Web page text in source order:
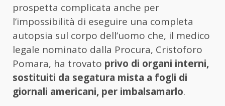
prospetta complicata anche per
l’impossibilità di eseguire una completa
autopsia sul corpo dell’uomo che, il medico
legale nominato dalla Procura, Cristoforo
Pomara, ha trovato privo di organi interni,
sostituiti da segatura mista a fogli di
giornali americani, per imbalsamarlo.